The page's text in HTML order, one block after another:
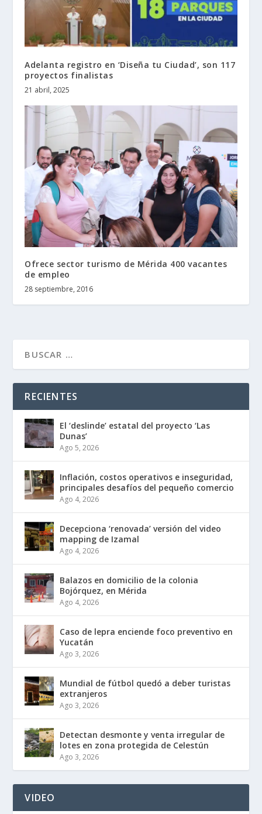
Adelanta registro en ‘Diseña tu Ciudad’, son 117
proyectos finalistas
21 abril, 2025
Ofrece sector turismo de Mérida 400 vacantes
de empleo
28 septiembre, 2016
RECIENTES
El ‘deslinde’ estatal del proyecto ‘Las
Dunas’
Ago 5, 2026
Inflación, costos operativos e inseguridad,
principales desafíos del pequeño comercio
Ago 4, 2026
Decepciona ‘renovada’ versión del video
mapping de Izamal
Ago 4, 2026
Balazos en domicilio de la colonia
Bojórquez, en Mérida
Ago 4, 2026
Caso de lepra enciende foco preventivo en
Yucatán
Ago 3, 2026
Mundial de fútbol quedó a deber turistas
extranjeros
Ago 3, 2026
Detectan desmonte y venta irregular de
lotes en zona protegida de Celestún
Ago 3, 2026
VIDEO